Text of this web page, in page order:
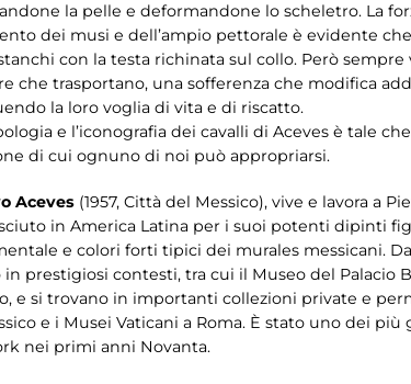
la pelle e deformandone lo scheletro. La
dei musi e dell’ampio pettorale è evidente
con la testa richinata sul collo. Però
che trasportano, una sofferenza che modifica
la loro voglia di vita e di riscatto.
e l’iconografia dei cavalli di Aceves è tale
di cui ognuno di noi può appropriarsi.
Aceves (1957, Città del Messico), vive e lavora a
in America Latina per i suoi potenti dipinti
e colori forti tipici dei murales messicani.
prestigiosi contesti, tra cui il Museo del Palacio
e si trovano in importanti collezioni private e
e i Musei Vaticani a Roma. È stato uno dei
nei primi anni Novanta.